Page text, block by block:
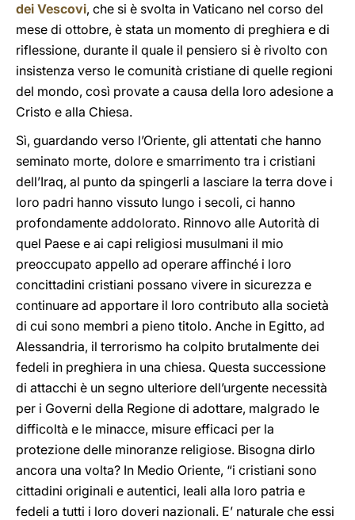
dei Vescovi, che si è svolta in Vaticano nel corso del
mese di ottobre, è stata un momento di preghiera e di
riflessione, durante il quale il pensiero si è rivolto con
insistenza verso le comunità cristiane di quelle regioni
del mondo, così provate a causa della loro adesione a
Cristo e alla Chiesa.
Sì, guardando verso l’Oriente, gli attentati che hanno
seminato morte, dolore e smarrimento tra i cristiani
dell’Iraq, al punto da spingerli a lasciare la terra dove i
loro padri hanno vissuto lungo i secoli, ci hanno
profondamente addolorato. Rinnovo alle Autorità di
quel Paese e ai capi religiosi musulmani il mio
preoccupato appello ad operare affinché i loro
concittadini cristiani possano vivere in sicurezza e
continuare ad apportare il loro contributo alla società
di cui sono membri a pieno titolo. Anche in Egitto, ad
Alessandria, il terrorismo ha colpito brutalmente dei
fedeli in preghiera in una chiesa. Questa successione
di attacchi è un segno ulteriore dell’urgente necessità
per i Governi della Regione di adottare, malgrado le
difficoltà e le minacce, misure efficaci per la
protezione delle minoranze religiose. Bisogna dirlo
ancora una volta? In Medio Oriente, “i cristiani sono
cittadini originali e autentici, leali alla loro patria e
fedeli a tutti i loro doveri nazionali. E’ naturale che essi